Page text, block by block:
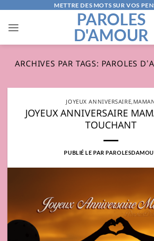
contenu
METTRE DES MOTS SUR VOS
PAROLES
D'AMOUR
ARCHIVES PAR TAGS: PAROLES
JOYEUX ANNIVERSAIRE,
JOYEUX ANNIVERSAIRE
TOUCHANT
PUBLIÉ LEPAR